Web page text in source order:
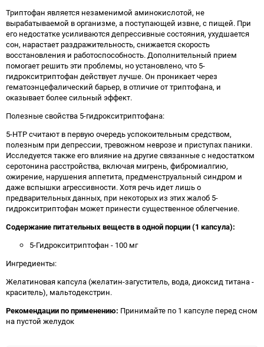
Триптофан является незаменимой аминокислотой, не
вырабатываемой в организме, а поступающей извне, с пищей. При
его недостатке усиливаются депрессивные состояния, ухудшается
сон, нарастает раздражительность, снижается скорость
восстановления и работоспособность. Дополнительный прием
помогает решить эти проблемы, но установлено, что 5-
гидрокситриптофан действует лучше. Он проникает через
гематоэнцефалический барьер, в отличие от триптофана, и
оказывает более сильный эффект.
Полезные свойства 5-гидрокситриптофана:
5-НТР считают в первую очередь успокоительным средством,
полезным при депрессии, тревожном неврозе и приступах паники.
Исследуется также его влияние на другие связанные с недостатком
серотонина расстройства, включая мигрень, фибромиалгию,
ожирение, нарушения аппетита, предменструальный синдром и
даже вспышки агрессивности. Хотя речь идет лишь о
предварительных данных, при некоторых из этих жалоб 5-
гидрокситриптофан может принести существенное облегчение.
Содержание питательных веществ в одной порции (1 капсула):
5-Гидрокситриптофан - 100 мг
Ингредиенты:
Желатиновая капсула (желатин-загуститель, вода, диоксид титана -
краситель), мальтодекстрин.
Рекомендации по применению: Принимайте по 1 капсуле перед сном
на пустой желудок